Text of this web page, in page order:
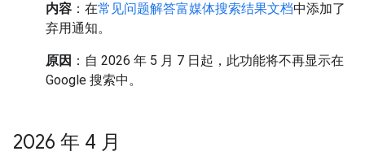
内容 ：在常见问题解答富媒体搜索结果文档中添加了
弃用通知。
原因 ：自 2026 年 5 月 7 日起，此功能将不再显示在
Google 搜索中。
2026 年 4 月